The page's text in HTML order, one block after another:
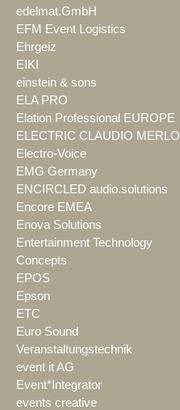
edelmat.GmbH
EFM Event Logistics
Ehrgeiz
EIKI
einstein & sons
ELA PRO
Elation Professional EUROPE
ELECTRIC CLAUDIO MERLO
Electro-Voice
EMG Germany
ENCIRCLED audio.solutions
Encore EMEA
Enova Solutions
Entertainment Technology
Concepts
EPOS
Epson
ETC
Euro Sound
Veranstaltungstechnik
event it AG
Event*Integrator
events creative